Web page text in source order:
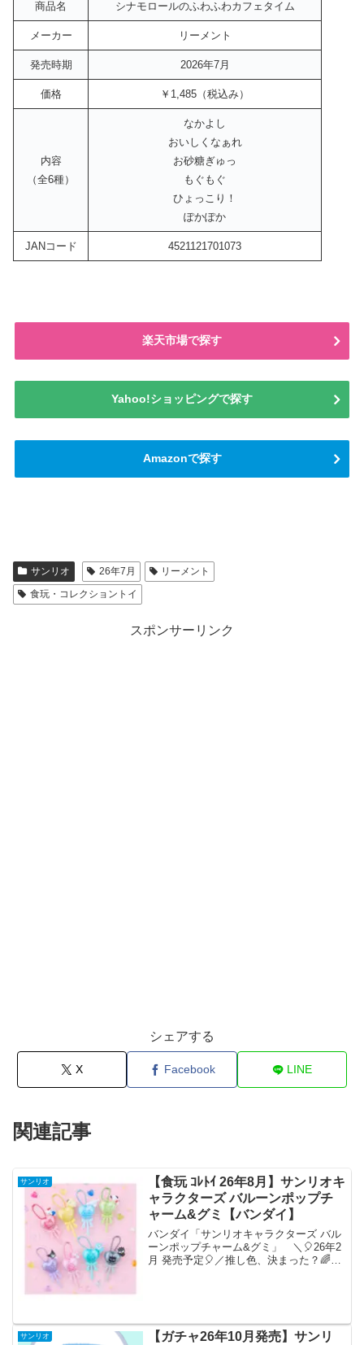
商品名 シナモロールのふわふわカフェタイム
メーカー リーメント
発売時期 2026年7月
価格 ￥1,485（税込み）
内容
（全6種）
なかよし
おいしくなぁれ
お砂糖ぎゅっ
もぐもぐ
ひょっこり！
ぽかぽか
JANコード 4521121701073
楽天市場で探す
Yahoo!ショッピングで探す
Amazonで探す
サンリオ 26年7月
リーメント
食玩・コレクショントイ
スポンサーリンク
シェアする
X Facebook LINE
関連記事
サンリオ
【食玩 ｺﾚﾄｲ 26年8月】サンリオキ
ャラクターズ バルーンポップチ
ャーム&グミ【バンダイ】
バンダイ「サンリオキャラクターズ バル
ーンポップチャーム&グミ」 ＼🎈26年2
月 発売予定🎈／推し色、決まった？🌈💖
サンリオ
【ガチャ26年10月発売】サンリ